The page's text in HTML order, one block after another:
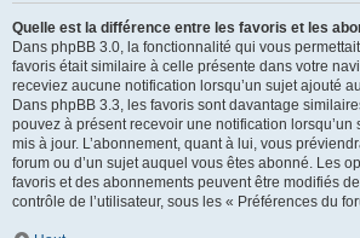
Quelle est la différence entre les favoris et les
Dans phpBB 3.0, la fonctionnalité qui vous
favoris était similaire à celle présente dans votre
receviez aucune notification lorsqu’un sujet ajouté
Dans phpBB 3.3, les favoris sont davantage
pouvez à présent recevoir une notification lorsqu’un
mis à jour. L’abonnement, quant à lui, vous
forum ou d’un sujet auquel vous êtes abonné. Les
favoris et des abonnements peuvent être modifiés
contrôle de l’utilisateur, sous les « Préférences du